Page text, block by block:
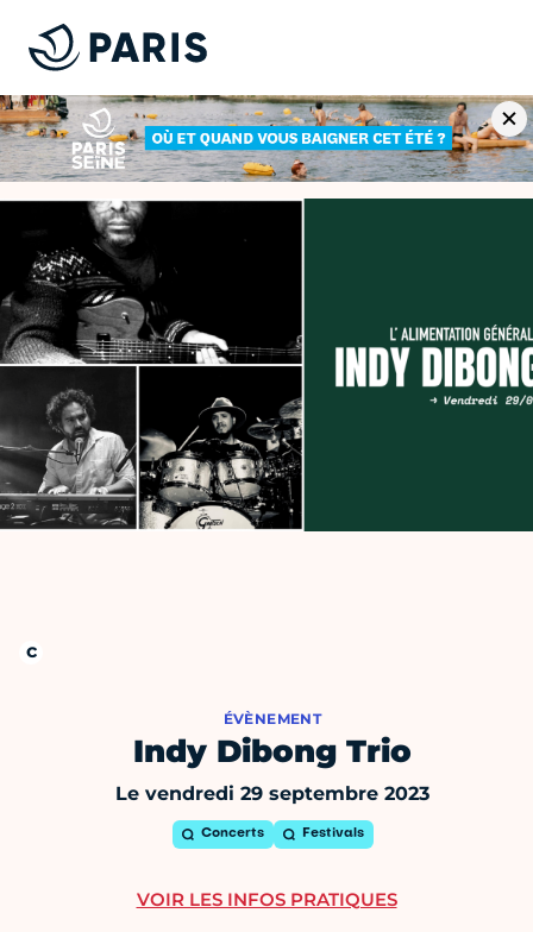
ÉVÈNEMENT
Indy Dibong Trio
Le vendredi 29 septembre 2023
Concerts Festivals
VOIR LES INFOS PRATIQUES